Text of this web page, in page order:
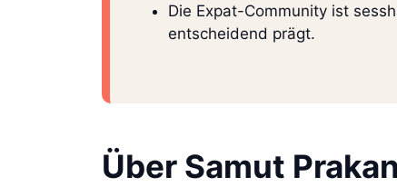
Die Expat-Community ist
entscheidend prägt.
Über Samut Prakan